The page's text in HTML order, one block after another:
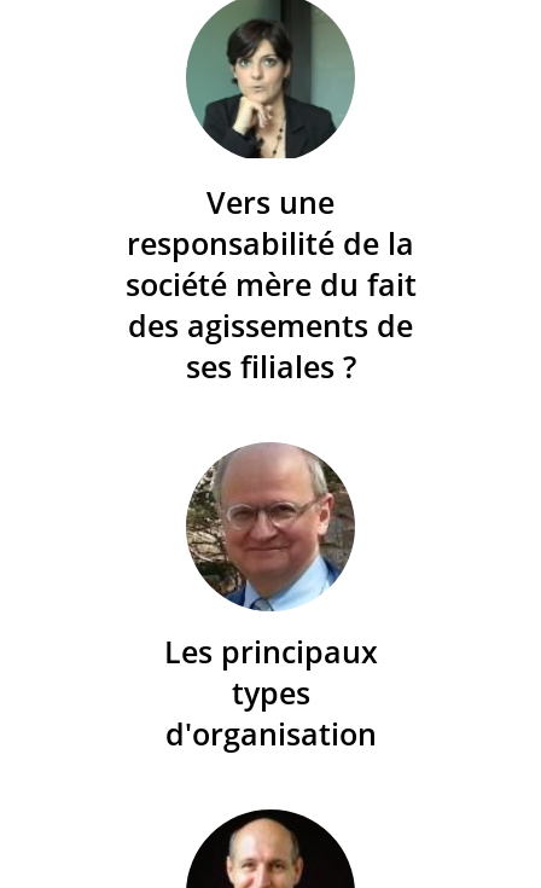
Vers une
responsabilité de la
société mère du fait
des agissements de
ses filiales ?
Les principaux
types
d'organisation